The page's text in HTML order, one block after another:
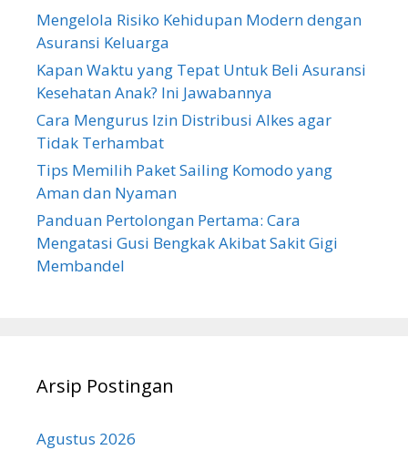
Mengelola Risiko Kehidupan Modern dengan
Asuransi Keluarga
Kapan Waktu yang Tepat Untuk Beli Asuransi
Kesehatan Anak? Ini Jawabannya
Cara Mengurus Izin Distribusi Alkes agar
Tidak Terhambat
Tips Memilih Paket Sailing Komodo yang
Aman dan Nyaman
Panduan Pertolongan Pertama: Cara
Mengatasi Gusi Bengkak Akibat Sakit Gigi
Membandel
Arsip Postingan
Agustus 2026